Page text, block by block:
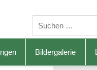
Bildergalerie